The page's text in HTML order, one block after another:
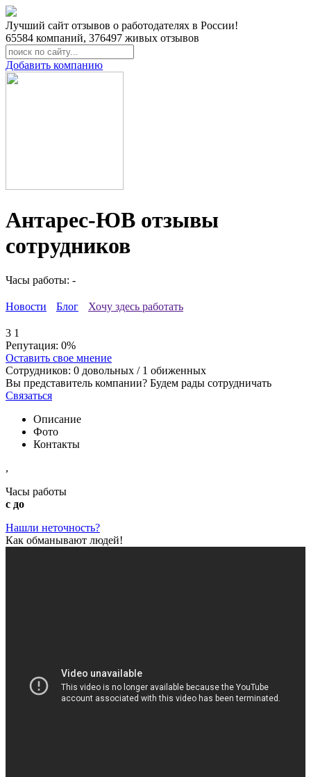
Лучший сайт отзывов о работодателях в России!
65584 компаний, 376497 живых отзывов
Добавить компанию
Антарес-ЮВ отзывы
сотрудников
Часы работы: -
Новости Блог Хочу здесь работать
3 1
Репутация: 0%
Оставить свое мнение
Сотрудников: 0 довольных / 1 обиженных
Вы представитель компании? Будем рады сотрудничать
Связаться
Описание
Фото
Контакты
,
Часы работы
с до
Нашли неточность?
Как обманывают людей!